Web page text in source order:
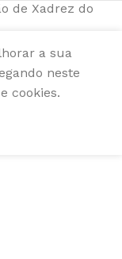
de Xadrez do
a sua
neste
cookies.